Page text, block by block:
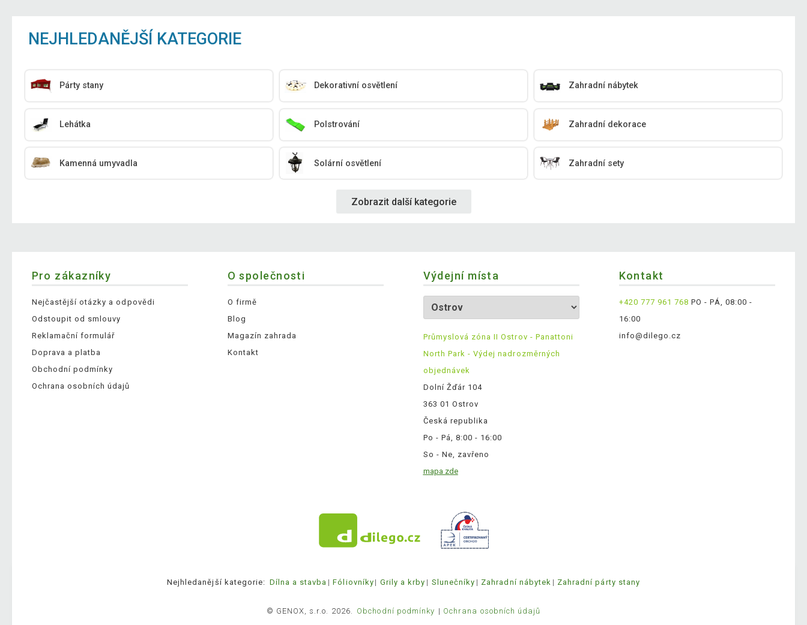
NEJHLEDANĚJŠÍ KATEGORIE
Párty stany Dekorativní osvětlení Zahradní nábytek
Lehátka Polstrování Zahradní dekorace
Kamenná umyvadla Solární osvětlení Zahradní sety
Zobrazit další kategorie
Pro zákazníky
Nejčastější otázky a odpovědi
Odstoupit od smlouvy
Reklamační formulář
Doprava a platba
Obchodní podmínky
Ochrana osobních údajů
O společnosti
O firmě
Blog
Magazín zahrada
Kontakt
Výdejní místa
Průmyslová zóna II Ostrov - Panattoni
North Park - Výdej nadrozměrných
objednávek
Dolní Žďár 104
363 01 Ostrov
Česká republika
Po - Pá, 8:00 - 16:00
So - Ne, zavřeno
mapa zde
Kontakt
+420 777 961 768 PO - PÁ, 08:00 -
16:00
info@dilego.cz
Nejhledanější kategorie: Dílna a stavba Fóliovníky Grily a krby Slunečníky Zahradní nábytek Zahradní párty stany
© GENOX, s.r.o. 2026. Obchodní podmínky Ochrana osobních údajů